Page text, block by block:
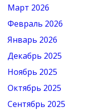
Март 2026
Февраль 2026
Январь 2026
Декабрь 2025
Ноябрь 2025
Октябрь 2025
Сентябрь 2025